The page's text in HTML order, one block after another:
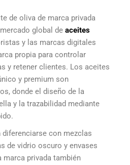
de oliva de marca privada
global de aceites
y las marcas digitales
propia para controlar
y retener clientes. Los aceites
y premium son
donde el diseño de la
y la trazabilidad mediante
con mezclas
de vidrio oscuro y envases
marca privada también